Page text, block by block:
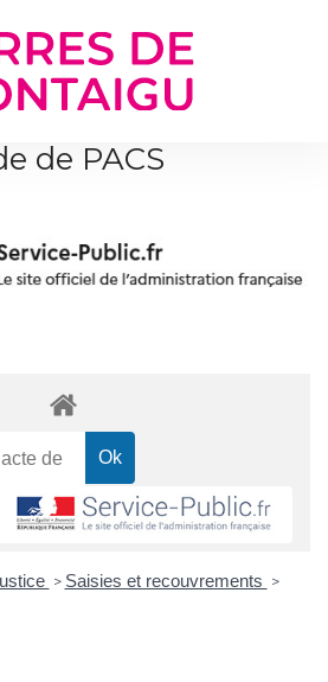
de PACS
> Saisies et recouvrements >